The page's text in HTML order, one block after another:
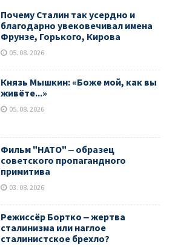
Почему Сталин так усердно и
благодарно увековечивал имена
Фрунзе, Горького, Кирова
05. 08. 2026
Князь Мышкин: «Боже мой, как вы
живёте...»
05. 08. 2026
Фильм "НАТО" ‒ образец
советского пропагандного
примитива
03. 08. 2026
Режиссёр Бортко ‒ жертва
сталинизма или наглое
сталинистское брехло?